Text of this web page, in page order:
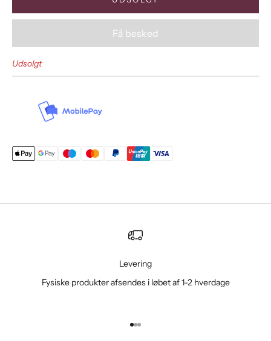
Få besked
Udsolgt
Levering
Fysiske produkter afsendes i løbet af 1-2 hverdage
Gå til element 1
Gå til element 2
Gå til element 3